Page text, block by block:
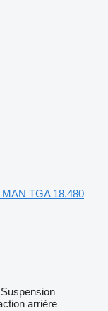
TGA 18.480
Suspension
arrière